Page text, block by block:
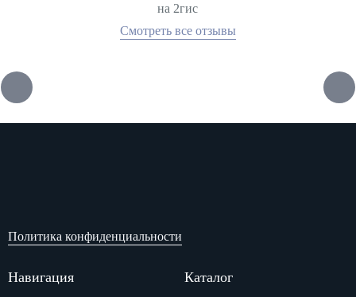
на 2гис
Смотреть все отзывы
Политика конфиденциальности
Навигация Каталог